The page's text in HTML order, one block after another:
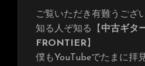
ご覧いただき有難うござ
知る人ぞ知る【 中古ギタ
FRONTIER】
僕もYouTubeでたまに拝